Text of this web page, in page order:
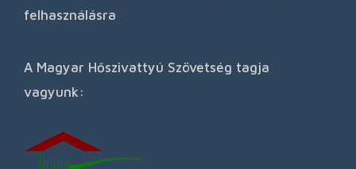
felhasználásra
A Magyar Hőszivattyú Szövetség tagja
vagyunk: